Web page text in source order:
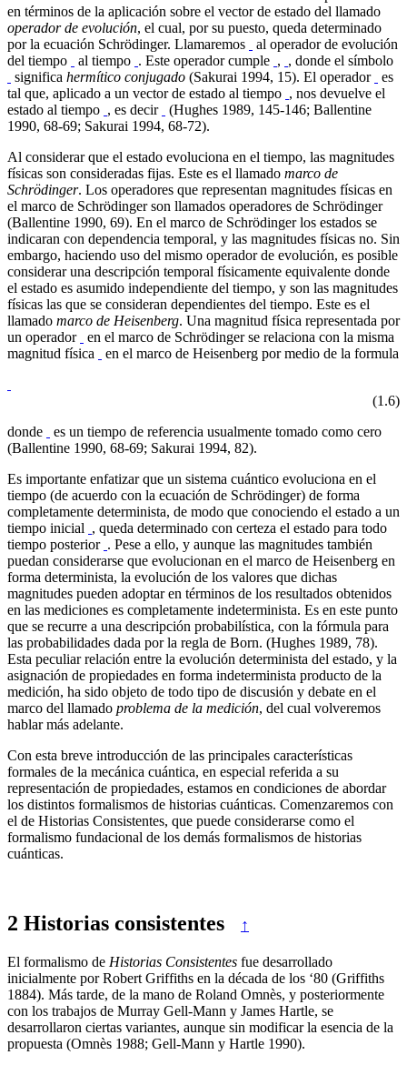
en términos de la aplicación sobre el vector de estado del llamado
operador de evolución, el cual, por su puesto, queda determinado
por la ecuación Schrödinger. Llamaremos
al operador de evolución
del tiempo
al tiempo . Este operador cumple , , donde el símbolo
significa hermítico conjugado (Sakurai 1994, 15). El operador
es
tal que, aplicado a un vector de estado al tiempo , nos devuelve el
estado al tiempo , es decir
(Hughes 1989, 145-146; Ballentine
1990, 68-69; Sakurai 1994, 68-72).
Al considerar que el estado evoluciona en el tiempo, las magnitudes
físicas son consideradas fijas. Este es el llamado marco de
Schrödinger. Los operadores que representan magnitudes físicas en
el marco de Schrödinger son llamados operadores de Schrödinger
(Ballentine 1990, 69). En el marco de Schrödinger los estados se
indicaran con dependencia temporal, y las magnitudes físicas no. Sin
embargo, haciendo uso del mismo operador de evolución, es posible
considerar una descripción temporal físicamente equivalente donde
el estado es asumido independiente del tiempo, y son las magnitudes
físicas las que se consideran dependientes del tiempo. Este es el
llamado marco de Heisenberg. Una magnitud física representada por
un operador
en el marco de Schrödinger se relaciona con la misma
magnitud física
en el marco de Heisenberg por medio de la formula
(1.6)
donde
es un tiempo de referencia usualmente tomado como cero
(Ballentine 1990, 68-69; Sakurai 1994, 82).
Es importante enfatizar que un sistema cuántico evoluciona en el
tiempo (de acuerdo con la ecuación de Schrödinger) de forma
completamente determinista, de modo que conociendo el estado a un
tiempo inicial , queda determinado con certeza el estado para todo
tiempo posterior . Pese a ello, y aunque las magnitudes también
puedan considerarse que evolucionan en el marco de Heisenberg en
forma determinista, la evolución de los valores que dichas
magnitudes pueden adoptar en términos de los resultados obtenidos
en las mediciones es completamente indeterminista. Es en este punto
que se recurre a una descripción probabilística, con la fórmula para
las probabilidades dada por la regla de Born. (Hughes 1989, 78).
Esta peculiar relación entre la evolución determinista del estado, y la
asignación de propiedades en forma indeterminista producto de la
medición, ha sido objeto de todo tipo de discusión y debate en el
marco del llamado problema de la medición, del cual volveremos
hablar más adelante.
Con esta breve introducción de las principales características
formales de la mecánica cuántica, en especial referida a su
representación de propiedades, estamos en condiciones de abordar
los distintos formalismos de historias cuánticas. Comenzaremos con
el de Historias Consistentes, que puede considerarse como el
formalismo fundacional de los demás formalismos de historias
cuánticas.
2 Historias consistentes ↑
El formalismo de Historias Consistentes fue desarrollado
inicialmente por Robert Griffiths en la década de los ‘80 (Griffiths
1884). Más tarde, de la mano de Roland Omnès, y posteriormente
con los trabajos de Murray Gell-Mann y James Hartle, se
desarrollaron ciertas variantes, aunque sin modificar la esencia de la
propuesta (Omnès 1988; Gell-Mann y Hartle 1990).